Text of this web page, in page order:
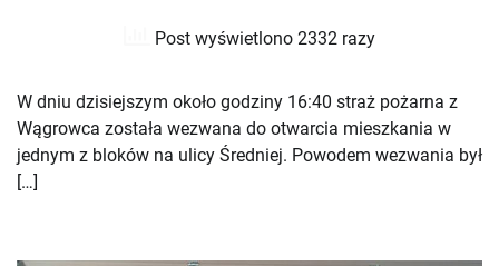
Post wyświetlono 2332 razy
W dniu dzisiejszym około godziny 16:40 straż pożarna z
Wągrowca została wezwana do otwarcia mieszkania w
jednym z bloków na ulicy Średniej. Powodem wezwania był
[…]